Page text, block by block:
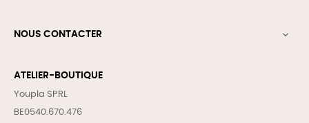
NOUS CONTACTER 
ATELIER-BOUTIQUE
Youpla SPRL
BE0540.670.476